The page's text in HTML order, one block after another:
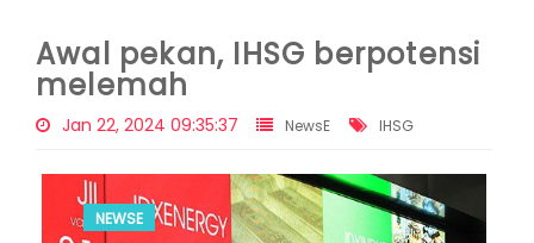
Awal pekan, IHSG berpotensi
melemah
Jan 22, 2024 09:35:37 NewsE IHSG
NEWSE